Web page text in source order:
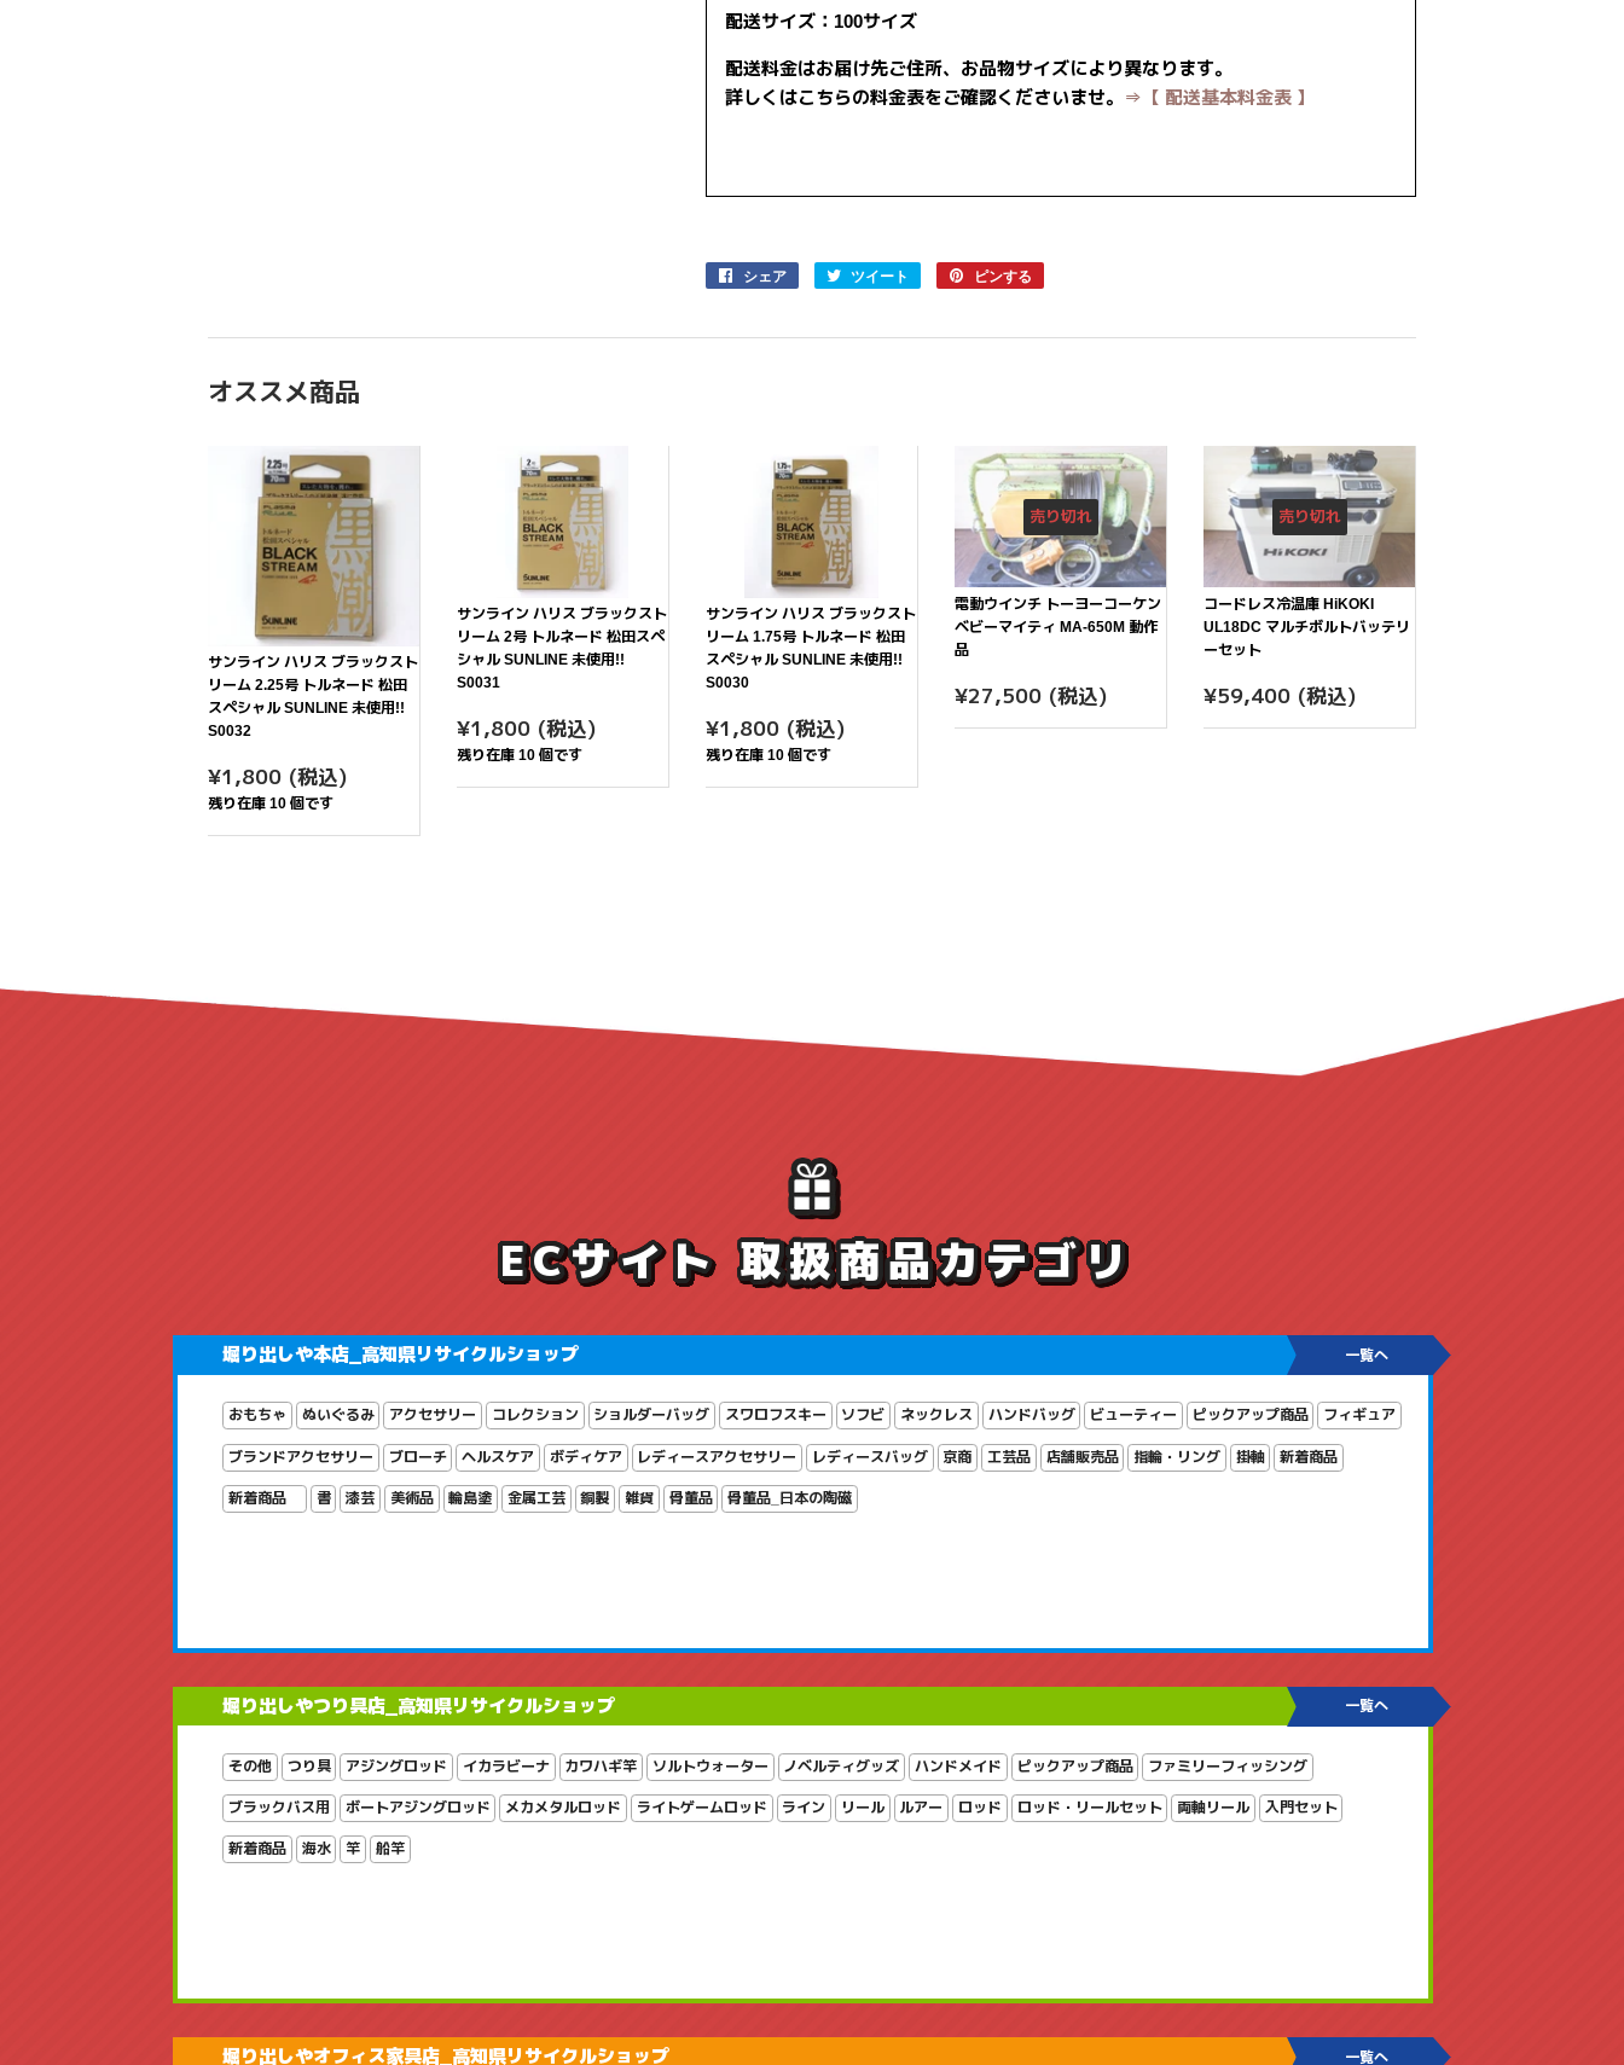
配送サイズ：100サイズ
配送料金はお届け先ご住所、お品物サイズにより異なります。
詳しくはこちらの料金表をご確認くださいませ。
⇒【 配送基本料金表 】
シェア
Facebookツイート
Twitter
ピンする
オススメ商品
サンライン ハリス ブラックスト
リーム 2.25号 トルネード 松田
スペシャル SUNLINE 未使用!!
S0032
通
常
価
¥1,800 ¥1,800
(税込)
残り在庫 10 個です
サンライン ハリス ブラックスト
リーム 2号 トルネード 松田スペ
シャル SUNLINE 未使用!!
S0031
通
常
価
¥1,800 ¥1,800
(税込)
残り在庫 10 個です
サンライン ハリス ブラックスト
リーム 1.75号 トルネード 松田
スペシャル SUNLINE 未使用!!
S0030
通
常
価
¥1,800 ¥1,800
(税込)
残り在庫 10 個です
売り切れ
電動ウインチ トーヨーコーケン
ベビーマイティ MA-650M 動作
品
通
常
¥27,500 ¥27,500
(税込)
売り切れ
コードレス冷温庫 HiKOKI
UL18DC マルチボルトバッテリ
ーセット
通
常
¥59,400 ¥59,400
(税込)
ECサイト 取扱商品カテゴリ
堀り出しや本店_高知県リサイクルショップ 一覧へ
おもちゃ ぬいぐるみ アクセサリー コレクション ショルダーバッグ スワロフスキー ソフビ ネックレス ハンドバッグ ビューティー ピックアップ商品 フィギュア
ブランドアクセサリー ブローチ ヘルスケア ボディケア レディースアクセサリー レディースバッグ 京商 工芸品 店舗販売品 指輪・リング 掛軸 新着商品
新着商品 書 漆芸 美術品 輪島塗 金属工芸 銅製 雑貨 骨董品 骨董品_日本の陶磁
堀り出しやつり具店_高知県リサイクルショップ 一覧へ
その他 つり具 アジングロッド イカラビーナ カワハギ竿 ソルトウォーター ノベルティグッズ ハンドメイド ピックアップ商品 ファミリーフィッシング
ブラックバス用 ボートアジングロッド メカメタルロッド ライトゲームロッド ライン リール ルアー ロッド ロッド・リールセット 両軸リール 入門セット
新着商品 海水 竿 船竿
堀り出しやオフィス家具店_高知県リサイクルショップ 一覧へ